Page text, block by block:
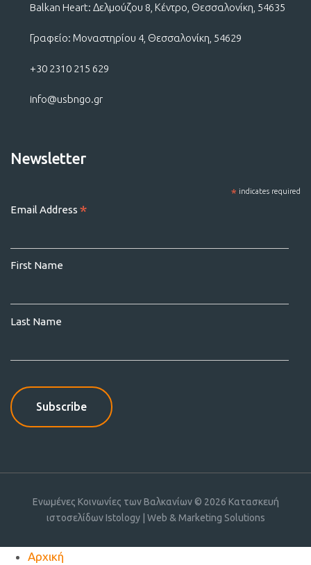
Balkan Heart: Δελμούζου 8, Κέντρο, Θεσσαλονίκη, 54635
Γραφείο: Μοναστηρίου 4, Θεσσαλονίκη, 54629
+30 2310 215 629
info@usbngo.gr
Newsletter
* indicates required
Email Address *
First Name
Last Name
Ενωμένες Κοινωνίες των Βαλκανίων © 2026 Κατασκευή
ιστοσελίδων Istology | Web & Marketing Solutions
Αρχική